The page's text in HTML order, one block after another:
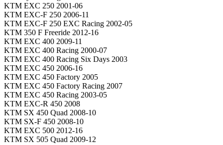
KTM EXC 250 2001-06
KTM EXC-F 250 2006-11
KTM EXC-F 250 EXC Racing 2002-05
KTM 350 F Freeride 2012-16
KTM EXC 400 2009-11
KTM EXC 400 Racing 2000-07
KTM EXC 400 Racing Six Days 2003
KTM EXC 450 2006-16
KTM EXC 450 Factory 2005
KTM EXC 450 Factory Racing 2007
KTM EXC 450 Racing 2003-05
KTM EXC-R 450 2008
KTM SX 450 Quad 2008-10
KTM SX-F 450 2008-10
KTM EXC 500 2012-16
KTM SX 505 Quad 2009-12